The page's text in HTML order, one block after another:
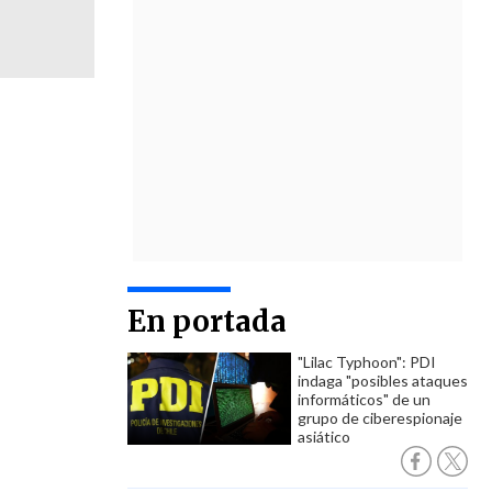
En portada
"Lilac Typhoon": PDI
indaga "posibles ataques
informáticos" de un
grupo de ciberespionaje
asiático